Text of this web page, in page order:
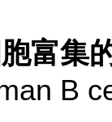
富集
B